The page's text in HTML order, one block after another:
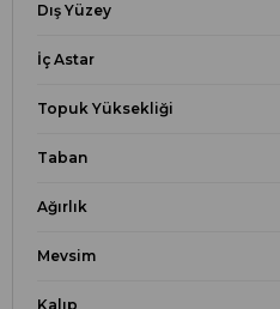
Dış Yüzey
İç Astar
Topuk Yüksekliği
Taban
Ağırlık
Mevsim
Kalıp